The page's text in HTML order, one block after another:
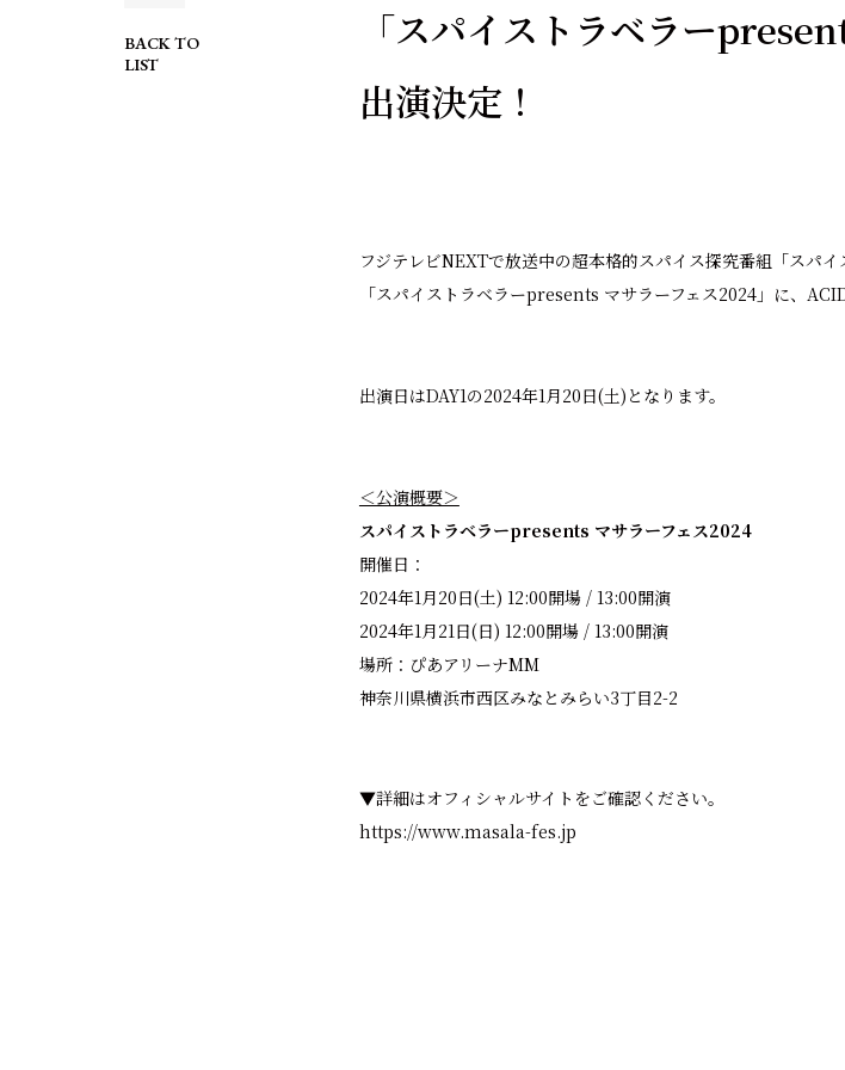
BACK TO
LIST
「スパイストラベラー
出演決定！
フジテレビNEXTで放送中の超本格的スパイス探究番組「スパ
「スパイストラベラーpresents マサラーフェス2024」に、
出演日はDAY1の2024年1月20日(⼟)となります。
＜公演概要＞
スパイストラベラーpresents マサラーフェス2024
開催日：
2024年1月20日(土) 12:00開場 / 13:00開演
2024年1月21日(日) 12:00開場 / 13:00開演
場所：ぴあアリーナMM
神奈川県横浜市西区みなとみらい3丁目2-2
▼詳細はオフィシャルサイトをご確認ください。
https://www.masala-fes.jp